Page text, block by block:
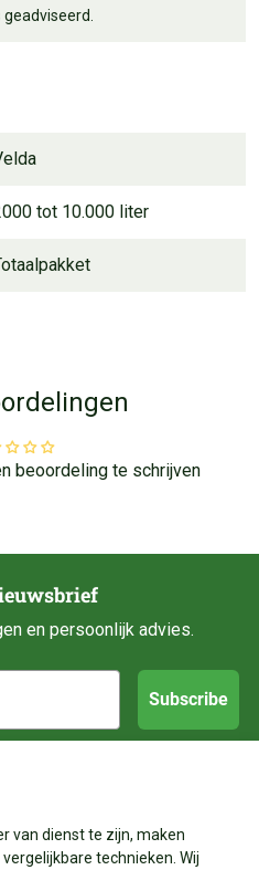
tot 10.000 liter
beoordeling te schrijven
en persoonlijk advies.
Subscribe
van dienst te zijn, maken
technieken. Wij